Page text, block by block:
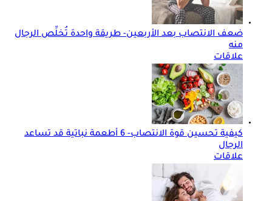
ضعف الانتصاب بعد الأربعين- طريقة واحدة تُخلِّص الرجال
منه
علاقات
كيفية تحسين قوة الانتصاب- 6 أطعمة نباتية قد تساعد
الرجال
علاقات